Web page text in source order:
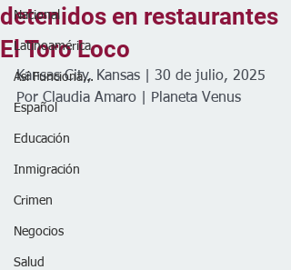
Nacional
Latinoamérica
Así Funciona...
Español
Educación
Inmigración
Crimen
Negocios
Salud
detenidos en restaurantes
El Toro Loco
Kansas City, Kansas | 30 de julio, 2025
Por Claudia Amaro | Planeta Venus